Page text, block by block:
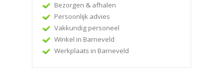
Bezorgen & afhalen
Persoonlijk advies
Vakkundig personeel
Winkel in Barneveld
Werkplaats in Barneveld